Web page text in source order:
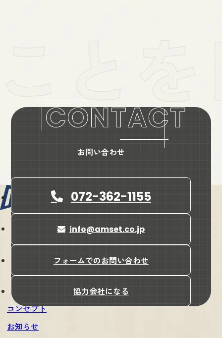
お問い合わせ
072-362-1155
info@amset.co.jp
フォームでのお問い合わせ
協力会社になる
会社名
所在地
大阪府堺市美原区木材通4-17-7
コンセプト
お知らせ